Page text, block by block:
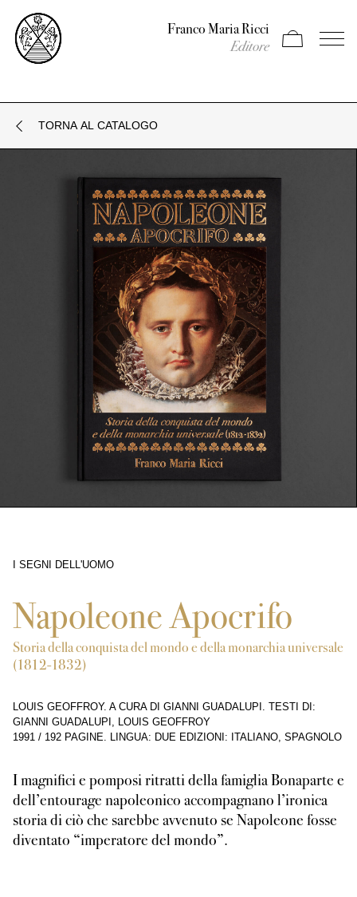
Franco Maria Ricci
Editore Apri carrello
Apri il
TORNA AL CATALOGO
I SEGNI DELL'UOMO
Napoleone Apocrifo
Storia della conquista del mondo e della monarchia universale
(1812-1832)
LOUIS GEOFFROY. A CURA DI GIANNI GUADALUPI. TESTI DI:
GIANNI GUADALUPI, LOUIS GEOFFROY
1991 / 192 PAGINE. LINGUA: DUE EDIZIONI: ITALIANO, SPAGNOLO
I magnifici e pomposi ritratti della famiglia Bonaparte e
dell’entourage napoleonico accompagnano l’ironica
storia di ciò che sarebbe avvenuto se Napoleone fosse
diventato “imperatore del mondo”.